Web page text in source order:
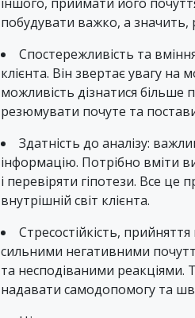
побудувати важко, а
Спостережливість та
клієнта. Він звертає увагу
можливість дізнатися більше
резюмувати почуте та
Здатність до аналізу:
інформацію. Потрібно вміти
і перевіряти гіпотези. Все
внутрішній світ клієнта.
Стресостійкість,
сильними негативними
та несподіваними реакціями.
надавати самодопомогу та